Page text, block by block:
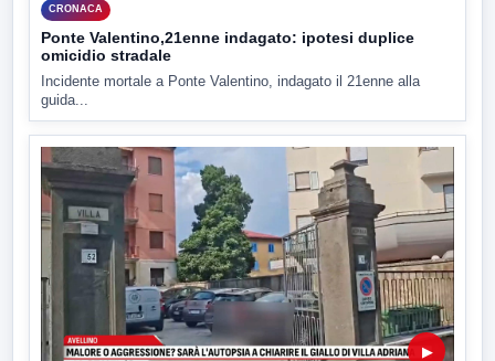
CRONACA
Ponte Valentino,21enne indagato: ipotesi duplice
omicidio stradale
Incidente mortale a Ponte Valentino, indagato il 21enne alla
guida...
▶